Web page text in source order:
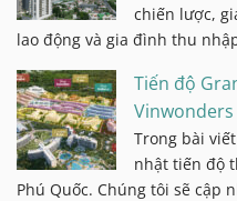
chiến lược,
lao động và gia đình thu
Tiến độ
Trong bài
nhật tiến độ
Phú Quốc. Chúng tôi sẽ cập